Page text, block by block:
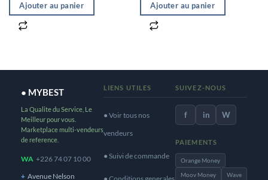
Ajouter au panier Ajouter au panier
● MYBEST
La Qualite du Service, Le
Meilleur pour vous.
Marketplace multi-vendeurs
de reference.
WA +226 74 07 10 00
+ Avenue Nelson
LIENS UTILES
● Voir tous nos
vendeurs
● Suivi de commande
SUIVEZ-NOUS
f in W
PAIEMENTS
Orange Money
Moov Money
Wave